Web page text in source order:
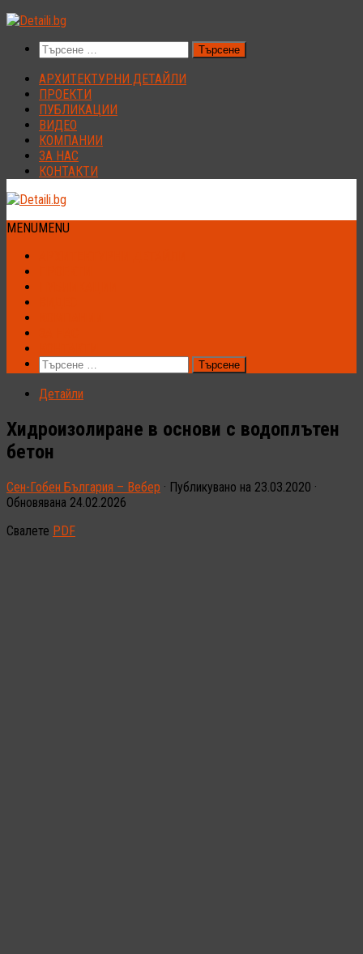
Към
Търсене
за:
АРХИТЕКТУРНИ ДЕТАЙЛИ
ПРОЕКТИ
ПУБЛИКАЦИИ
ВИДЕО
КОМПАНИИ
ЗА НАС
КОНТАКТИ
MENUMENU
Търсене
за:
Детайли
Хидроизолиране в основи с водоплътен
бетон
Сен-Гобен България – Вебер · Публикувано на 23.03.2020 ·
Обновявана 24.02.2026
Свалете PDF